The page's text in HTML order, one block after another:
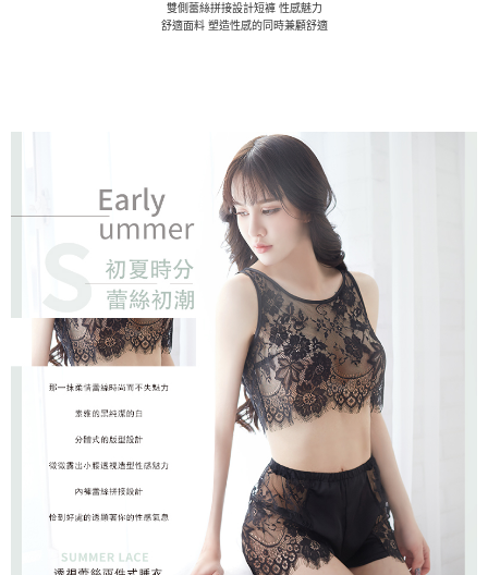
雙側蕾絲拼接設計短褲 性感魅力
舒適面料 塑造性感的同時兼顧舒適